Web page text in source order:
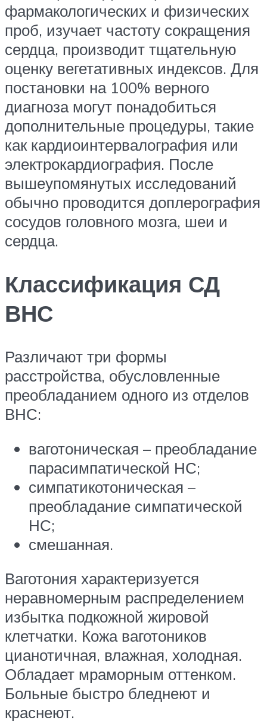
фармакологических и физических
проб, изучает частоту сокращения
сердца, производит тщательную
оценку вегетативных индексов. Для
постановки на 100% верного
диагноза могут понадобиться
дополнительные процедуры, такие
как кардиоинтервалография или
электрокардиография. После
вышеупомянутых исследований
обычно проводится доплерография
сосудов головного мозга, шеи и
сердца.
Классификация СД
ВНС
Различают три формы
расстройства, обусловленные
преобладанием одного из отделов
ВНС:
ваготоническая – преобладание
парасимпатической НС;
симпатикотоническая –
преобладание симпатической
НС;
смешанная.
Ваготония характеризуется
неравномерным распределением
избытка подкожной жировой
клетчатки. Кожа ваготоников
цианотичная, влажная, холодная.
Обладает мраморным оттенком.
Больные быстро бледнеют и
краснеют.